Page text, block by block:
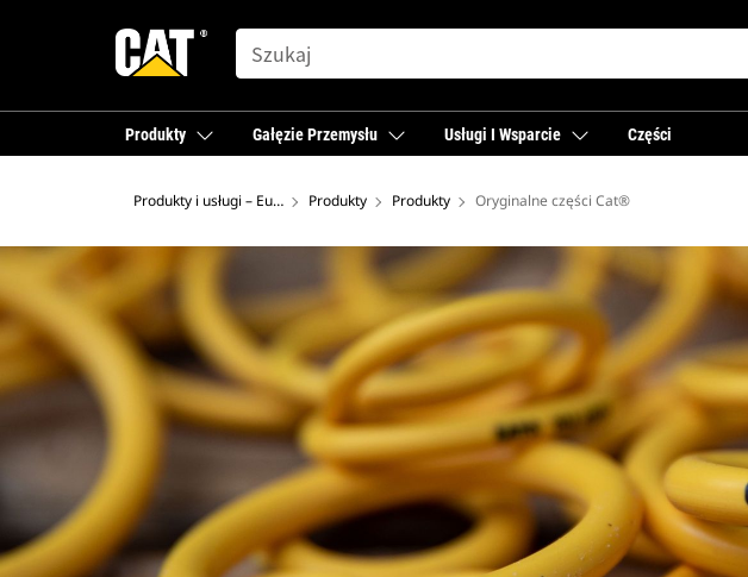
SEARCH
Produkty Gałęzie Przemysłu Usługi I Wsparcie Części
Produkty i usługi – Europa Produkty Produkty Oryginalne części Cat®